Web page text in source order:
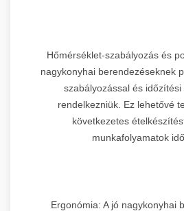
Hőmérséklet-szabályozás és
nagykonyhai berendezéseknek
szabályozással és időzítési
rendelkezniük. Ez lehetővé
következetes
munkafolyamatok
Ergonómia: A jó nagykonyhai